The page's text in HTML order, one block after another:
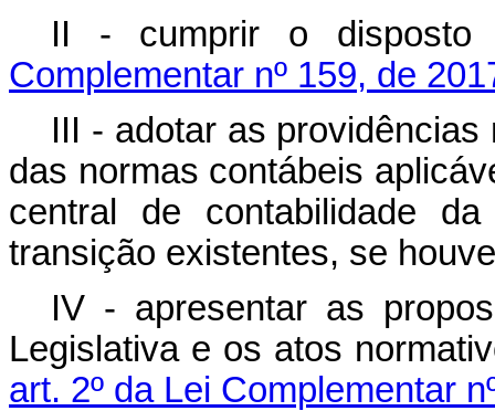
II - cumprir o
Complementar nº 159, de
III - adotar as
das normas contábeis
central de contabilidade
transição existentes, se
IV - apresentar as
Legislativa e os atos
art. 2º da Lei Complementar